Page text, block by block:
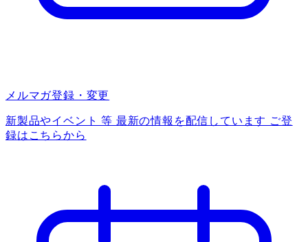
メルマガ登録・変更
新製品やイベント 等 最新の情報を配信しています ご登
録はこちらから